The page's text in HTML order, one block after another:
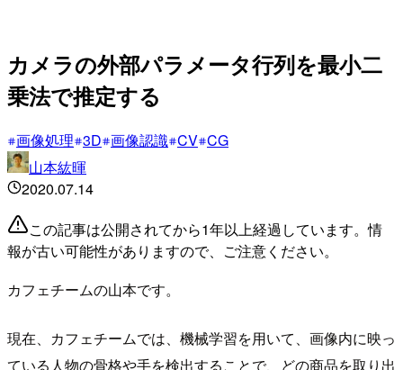
カメラの外部パラメータ行列を最小二
乗法で推定する
画像処理 3D 画像認識 CV CG
山本紘暉
2020.07.14
この記事は公開されてから1年以上経過しています。情
報が古い可能性がありますので、ご注意ください。
カフェチームの山本です。
現在、カフェチームでは、機械学習を用いて、画像内に映っ
ている人物の骨格や手を検出することで、どの商品を取り出